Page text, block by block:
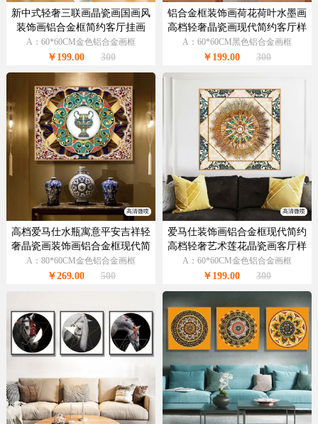
新中式轻奢三联画晶瓷画国画风
装饰画铝合金框简约客厅挂画
A：60*60CM金色铝合金画框
￥199.00 300
铝合金框装饰画荷花荷叶水墨画
高档轻奢晶瓷画现代简约客厅样
板房挂画
A：60*60CM黑色铝合金画框
￥199.00 300
高清微喷
高档爱马仕水瓶寓意平安吉祥轻
奢晶瓷画装饰画铝合金框现代简
约挂画
A：80*60CM金色铝合金画框
￥269.00 500
高清微喷
爱马仕装饰画铝合金框现代简约
高档轻奢艺术莲花晶瓷画客厅样
板房抽象玄关走廊挂画
A：60*60CM金色铝合金画框
￥199.00 300